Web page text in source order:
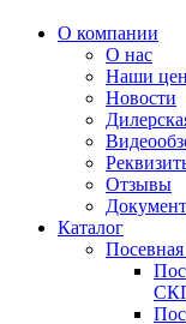
О компании
О нас
Наши
Новости
Отзывы
Каталог